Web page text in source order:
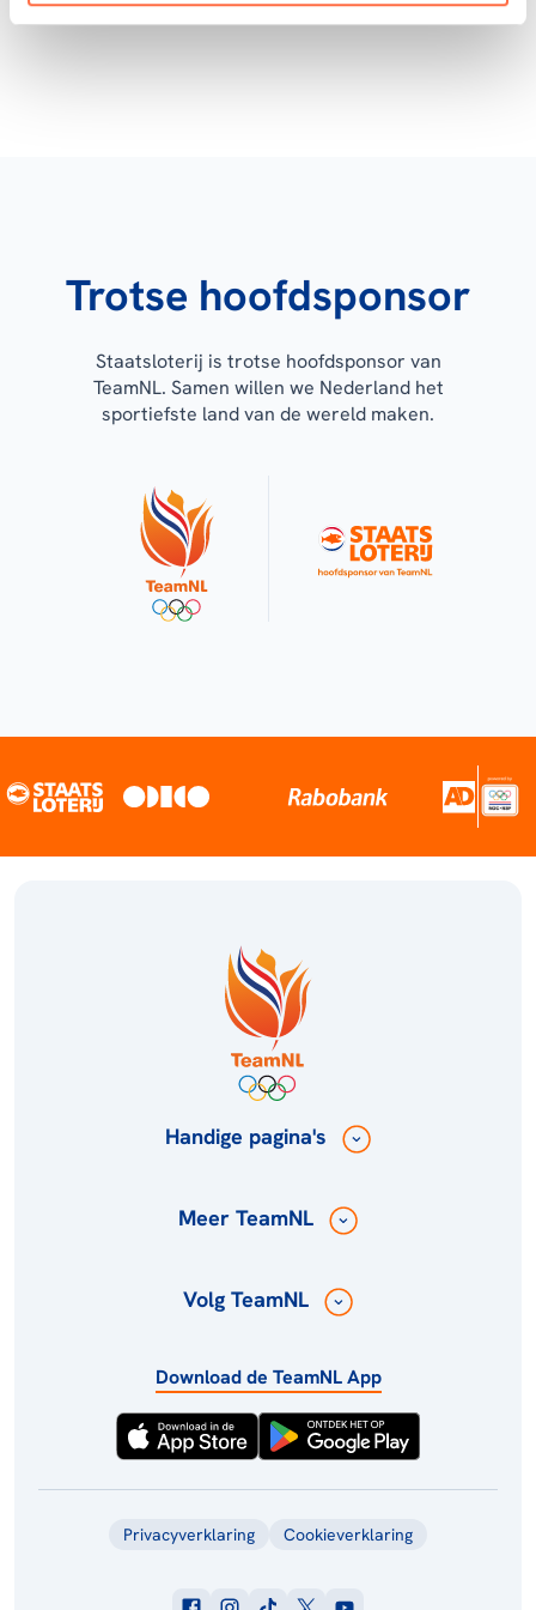
Trotse hoofdsponsor
Staatsloterij is trotse hoofdsponsor van
TeamNL. Samen willen we Nederland het
sportiefste land van de wereld maken.
Handige pagina's
Meer TeamNL
Volg TeamNL
Download de TeamNL App
Privacyverklaring Cookieverklaring